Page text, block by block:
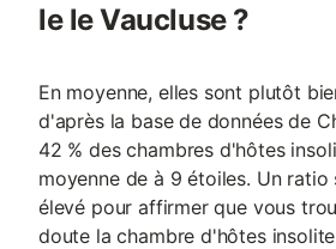
le le Vaucluse ?
En moyenne, elles sont plutôt
d'après la base de données de
42 % des chambres d'hôtes
moyenne de à 9 étoiles. Un ratio
élevé pour affirmer que vous
doute la chambre d'hôtes